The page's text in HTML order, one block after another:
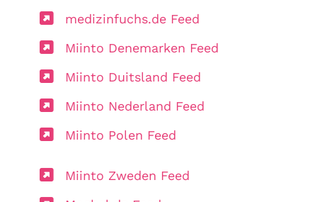
medizinfuchs.de Feed
Miinto Denemarken Feed
Miinto Duitsland Feed
Miinto Nederland Feed
Miinto Polen Feed
Miinto Zweden Feed